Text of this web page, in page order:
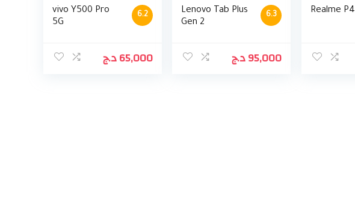
6.2
vivo Y500 Pro
5G
65,000د.ج
6.3
Lenovo Tab Plus
Gen 2
95,000د.ج
Realme P4